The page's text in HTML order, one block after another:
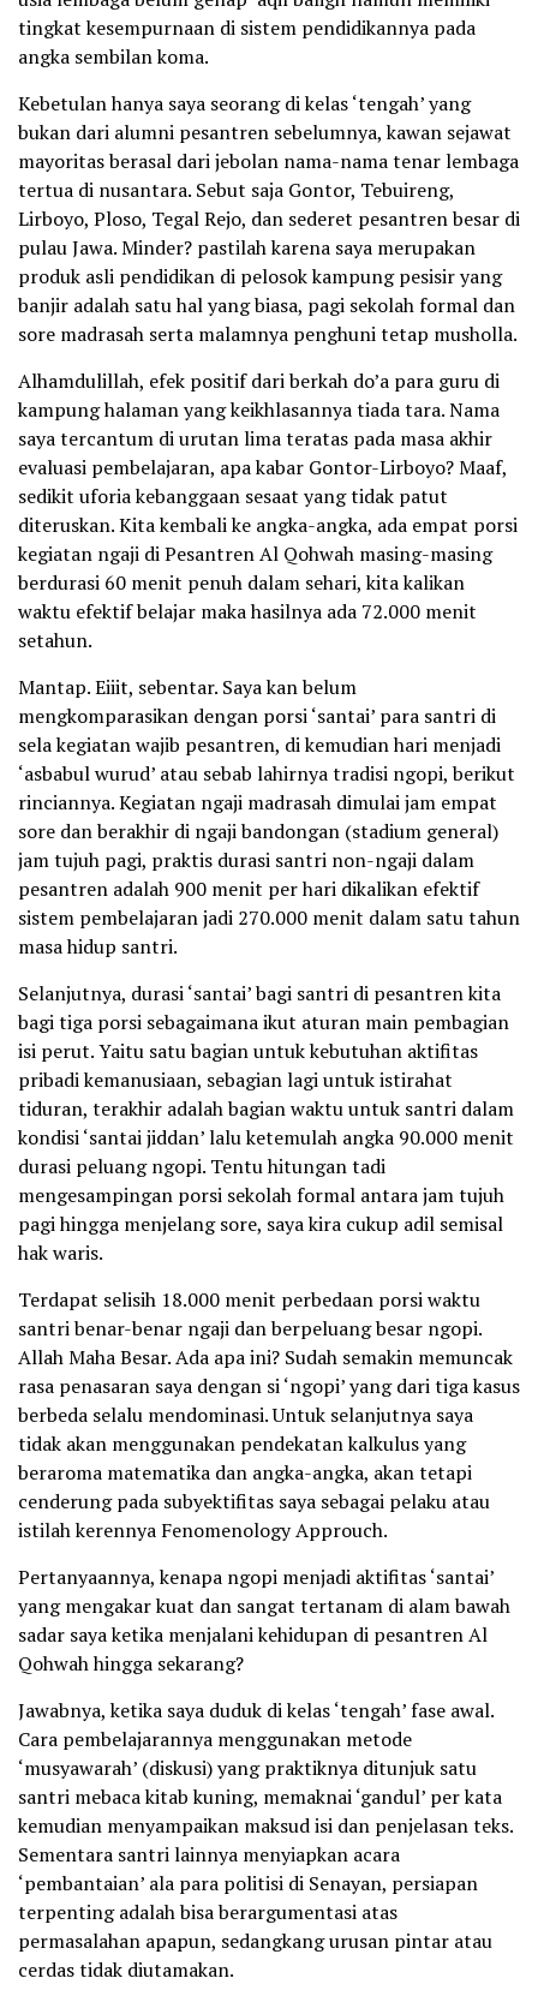
tingkat kesempurnaan di sistem pendidikannya pada
angka sembilan koma.
Kebetulan hanya saya seorang di kelas ‘tengah’ yang
bukan dari alumni pesantren sebelumnya, kawan sejawat
mayoritas berasal dari jebolan nama-nama tenar lembaga
tertua di nusantara. Sebut saja Gontor, Tebuireng,
Lirboyo, Ploso, Tegal Rejo, dan sederet pesantren besar di
pulau Jawa. Minder? pastilah karena saya merupakan
produk asli pendidikan di pelosok kampung pesisir yang
banjir adalah satu hal yang biasa, pagi sekolah formal dan
sore madrasah serta malamnya penghuni tetap musholla.
Alhamdulillah, efek positif dari berkah do’a para guru di
kampung halaman yang keikhlasannya tiada tara. Nama
saya tercantum di urutan lima teratas pada masa akhir
evaluasi pembelajaran, apa kabar Gontor-Lirboyo? Maaf,
sedikit uforia kebanggaan sesaat yang tidak patut
diteruskan. Kita kembali ke angka-angka, ada empat porsi
kegiatan ngaji di Pesantren Al Qohwah masing-masing
berdurasi 60 menit penuh dalam sehari, kita kalikan
waktu efektif belajar maka hasilnya ada 72.000 menit
setahun.
Mantap. Eiiit, sebentar. Saya kan belum
mengkomparasikan dengan porsi ‘santai’ para santri di
sela kegiatan wajib pesantren, di kemudian hari menjadi
‘asbabul wurud’ atau sebab lahirnya tradisi ngopi, berikut
rinciannya. Kegiatan ngaji madrasah dimulai jam empat
sore dan berakhir di ngaji bandongan (stadium general)
jam tujuh pagi, praktis durasi santri non-ngaji dalam
pesantren adalah 900 menit per hari dikalikan efektif
sistem pembelajaran jadi 270.000 menit dalam satu tahun
masa hidup santri.
Selanjutnya, durasi ‘santai’ bagi santri di pesantren kita
bagi tiga porsi sebagaimana ikut aturan main pembagian
isi perut. Yaitu satu bagian untuk kebutuhan aktifitas
pribadi kemanusiaan, sebagian lagi untuk istirahat
tiduran, terakhir adalah bagian waktu untuk santri dalam
kondisi ‘santai jiddan’ lalu ketemulah angka 90.000 menit
durasi peluang ngopi. Tentu hitungan tadi
mengesampingan porsi sekolah formal antara jam tujuh
pagi hingga menjelang sore, saya kira cukup adil semisal
hak waris.
Terdapat selisih 18.000 menit perbedaan porsi waktu
santri benar-benar ngaji dan berpeluang besar ngopi.
Allah Maha Besar. Ada apa ini? Sudah semakin memuncak
rasa penasaran saya dengan si ‘ngopi’ yang dari tiga kasus
berbeda selalu mendominasi. Untuk selanjutnya saya
tidak akan menggunakan pendekatan kalkulus yang
beraroma matematika dan angka-angka, akan tetapi
cenderung pada subyektifitas saya sebagai pelaku atau
istilah kerennya Fenomenology Approuch.
Pertanyaannya, kenapa ngopi menjadi aktifitas ‘santai’
yang mengakar kuat dan sangat tertanam di alam bawah
sadar saya ketika menjalani kehidupan di pesantren Al
Qohwah hingga sekarang?
Jawabnya, ketika saya duduk di kelas ‘tengah’ fase awal.
Cara pembelajarannya menggunakan metode
‘musyawarah’ (diskusi) yang praktiknya ditunjuk satu
santri mebaca kitab kuning, memaknai ‘gandul’ per kata
kemudian menyampaikan maksud isi dan penjelasan teks.
Sementara santri lainnya menyiapkan acara
‘pembantaian’ ala para politisi di Senayan, persiapan
terpenting adalah bisa berargumentasi atas
permasalahan apapun, sedangkang urusan pintar atau
cerdas tidak diutamakan.